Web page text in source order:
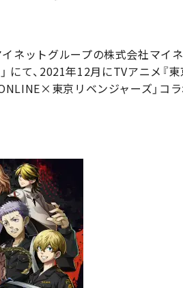
イネットグループの株式会社マイ
にて、2021年12月にTVアニメ『
東京リベンジャーズ」コ